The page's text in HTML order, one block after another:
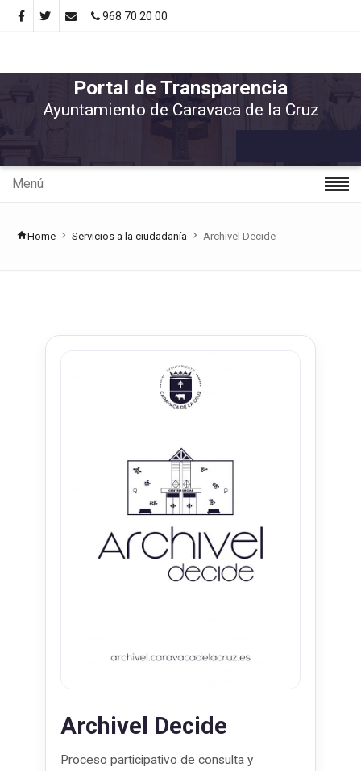
968 70 20 00
Portal de Transparencia
Ayuntamiento de Caravaca de la Cruz
Menú
Home Servicios a la ciudadanía Archivel Decide
Archivel Decide
Proceso participativo de consulta y